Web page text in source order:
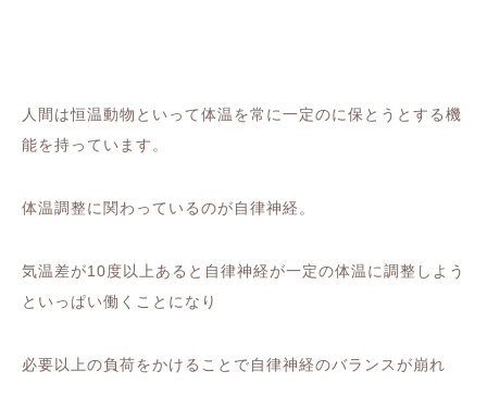
人間は恒温動物といって体温を常に一定のに保とうとする機
能を持っています。
体温調整に関わっているのが自律神経。
気温差が10度以上あると自律神経が一定の体温に調整しよう
といっぱい働くことになり
必要以上の負荷をかけることで自律神経のバランスが崩れ